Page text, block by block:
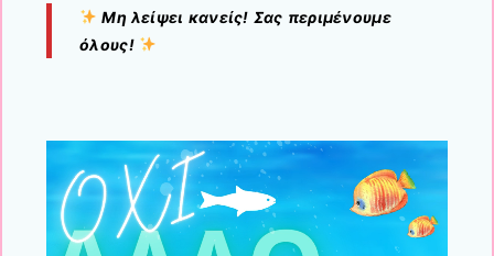
Μη λείψει κανείς! Σας περιμένουμε
όλους!
Πρόγραμμα
Αναπαραγωγής
Βίντεο